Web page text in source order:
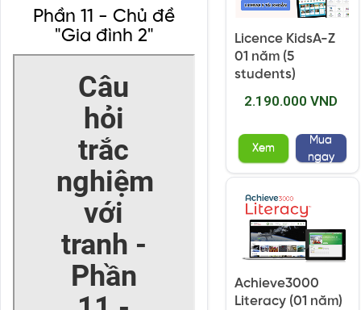
Phần 11 - Chủ đề
"Gia đình 2"
Licence KidsA-Z
01 năm (5
students)
2.190.000 VND
Xem
Mua
ngay
Achieve3000
Literacy (01 năm)